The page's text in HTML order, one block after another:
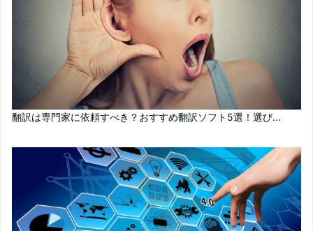
翻訳は専門家に依頼すべき？おすすめ翻訳ソフト5選！選び...